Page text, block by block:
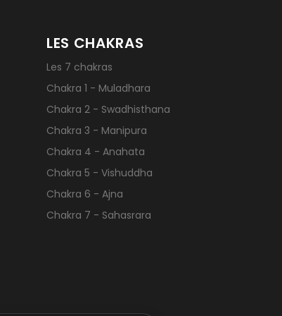
LES CHAKRAS
Les 7 chakras
Chakra 1 - Muladhara
Chakra 2 - Swadhisthana
Chakra 3 - Manipura
Chakra 4 - Anahata
Chakra 5 - Vishuddha
Chakra 6 - Ajna
Chakra 7 - Sahasrara